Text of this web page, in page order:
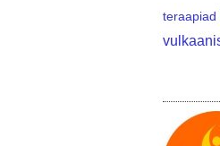
teraapiad